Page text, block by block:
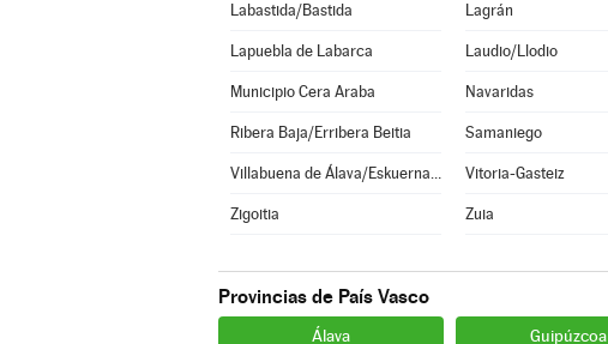
Labastida/Bastida Lagrán
Lapuebla de Labarca Laudio/Llodio
Municipio Cera Araba Navaridas
Ribera Baja/Erribera Beitia Samaniego
Villabuena de Álava/Eskuernaga Vitoria-Gasteiz
Zigoitia Zuia
Provincias de País Vasco
Álava Guipúzcoa